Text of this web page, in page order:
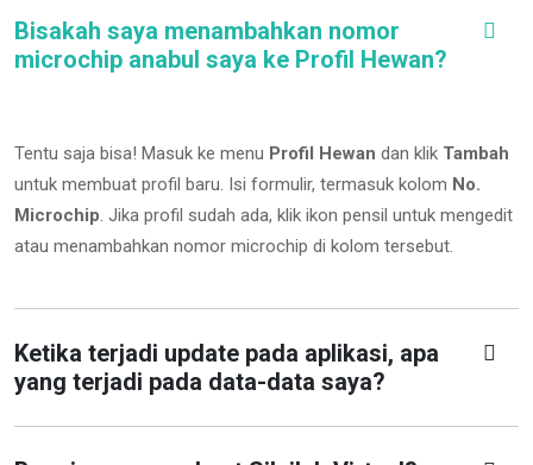
Bisakah saya menambahkan nomor
microchip anabul saya ke Profil Hewan?
Tentu saja bisa! Masuk ke menu Profil Hewan dan klik Tambah
untuk membuat profil baru. Isi formulir, termasuk kolom No.
Microchip. Jika profil sudah ada, klik ikon pensil untuk mengedit
atau menambahkan nomor microchip di kolom tersebut.
Ketika terjadi update pada aplikasi, apa
yang terjadi pada data-data saya?